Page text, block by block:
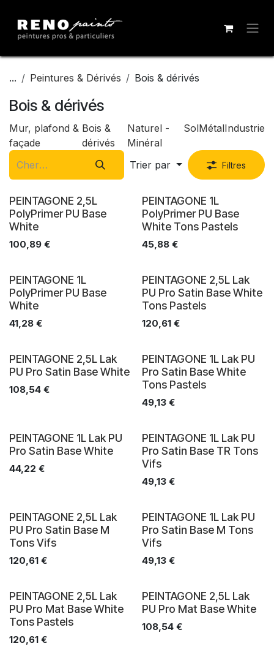
... Peintures & Dérivés Bois & dérivés
Bois & dérivés
Mur, plafond &
façade
Bois &
dérivés
Naturel -
Minéral
SolMétalIndustrie
Trier par Filtres
PEINTAGONE 2,5L
PolyPrimer PU Base
White
100,89 €
PEINTAGONE 1L
PolyPrimer PU Base
White Tons Pastels
45,88€
PEINTAGONE 1L
PolyPrimer PU Base
White
41,28 €
PEINTAGONE 2,5L Lak
PU Pro Satin Base White
Tons Pastels
120,61€
PEINTAGONE 2,5L Lak
PU Pro Satin Base White
108,54 €
PEINTAGONE 1L Lak PU
Pro Satin Base White
Tons Pastels
49,13€
PEINTAGONE 1L Lak PU
Pro Satin Base White
44,22 €
PEINTAGONE 1L Lak PU
Pro Satin Base TR Tons
Vifs
49,13€
PEINTAGONE 2,5L Lak
PU Pro Satin Base M
Tons Vifs
120,61 €
PEINTAGONE 1L Lak PU
Pro Satin Base M Tons
Vifs
49,13€
PEINTAGONE 2,5L Lak
PU Pro Mat Base White
Tons Pastels
120,61 €
PEINTAGONE 2,5L Lak
PU Pro Mat Base White
108,54€